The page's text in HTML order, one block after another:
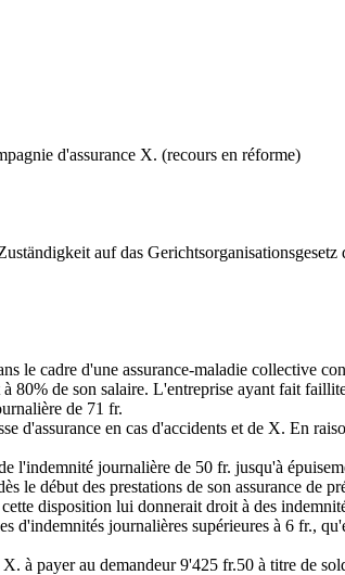
d'assurance X. (recours en réforme)
auf das
le cadre d'une assurance-maladie collective
de son salaire. L'entreprise ayant fait
de 71 fr.
d'assurance en cas d'accidents et de X. En
l'indemnité journalière de 50 fr. jusqu'à
le début des prestations de son assurance de
disposition lui donnerait droit à des
d'indemnités journalières supérieures à 6 fr.,
à payer au demandeur 9'425 fr.50 à titre de